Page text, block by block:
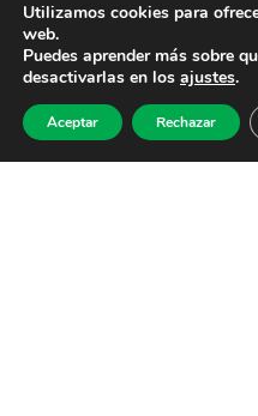
Utilizamos cookies para
web.
Puedes aprender más sobre
desactivarlas en los ajustes.
Aceptar Rechazar